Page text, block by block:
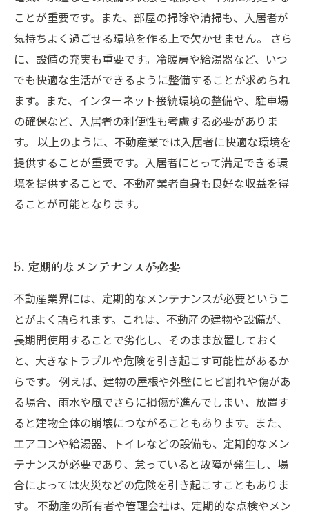
ことが重要です。また、部屋の掃除や清掃も、入居者が
気持ちよく過ごせる環境を作る上で欠かせません。 さら
に、設備の充実も重要です。冷暖房や給湯器など、いつ
でも快適な生活ができるように整備することが求められ
ます。また、インターネット接続環境の整備や、駐車場
の確保など、入居者の利便性も考慮する必要がありま
す。 以上のように、不動産業では入居者に快適な環境を
提供することが重要です。入居者にとって満足できる環
境を提供することで、不動産業者自身も良好な収益を得
ることが可能となります。
5. 定期的なメンテナンスが必要
不動産業界には、定期的なメンテナンスが必要というこ
とがよく語られます。これは、不動産の建物や設備が、
長期間使用することで劣化し、そのまま放置しておく
と、大きなトラブルや危険を引き起こす可能性があるか
らです。 例えば、建物の屋根や外壁にヒビ割れや傷があ
る場合、雨水や風でさらに損傷が進んでしまい、放置す
ると建物全体の崩壊につながることもあります。また、
エアコンや給湯器、トイレなどの設備も、定期的なメン
テナンスが必要であり、怠っていると故障が発生し、場
合によっては火災などの危険を引き起こすこともありま
す。 不動産の所有者や管理会社は、定期的な点検やメン